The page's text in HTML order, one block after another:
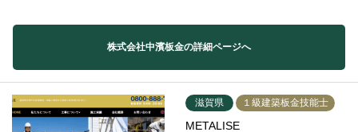
株式会社中濱板金の詳細ページへ
滋賀県 １級建築板金技能士
METALISE